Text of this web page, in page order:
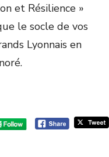
et Résilience »
le socle de vos
Lyonnais en